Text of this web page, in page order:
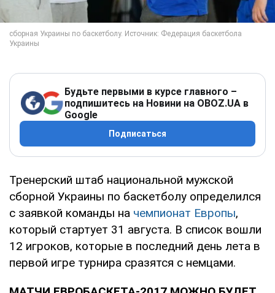
Будьте первыми в курсе главного –
подпишитесь на Новини на OBOZ.UA в
Google
Подписаться
Тренерский штаб национальной мужской
сборной Украины по баскетболу определился
с заявкой команды на чемпионат Европы,
который стартует 31 августа. В список вошли
12 игроков, которые в последний день лета в
первой игре турнира сразятся с немцами.